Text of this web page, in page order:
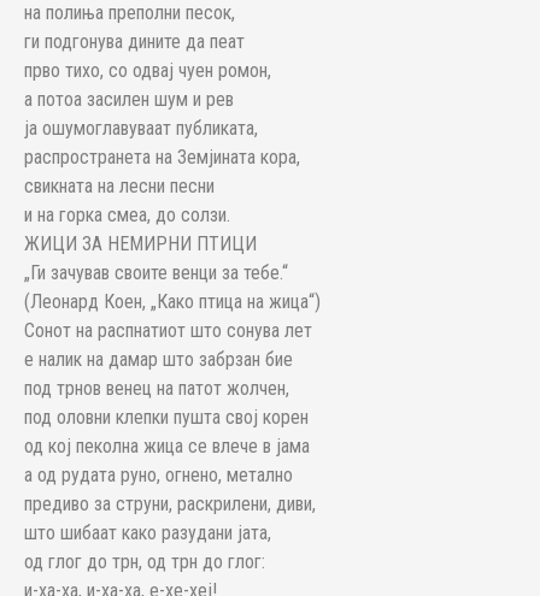
на полиња преполни песок,
ги подгонува дините да пеат
прво тихо, со одвај чуен ромон,
а потоа засилен шум и рев
ја ошумоглавуваат публиката,
распространета на Земјината кора,
свикната на лесни песни
и на горка смеа, до солзи.
ЖИЦИ ЗА НЕМИРНИ ПТИЦИ
„Ги зачував своите венци за тебе.“
(Леонард Коен, „Како птица на жица“)
Сонот на распнатиот што сонува лет
е налик на дамар што забрзан бие
под трнов венец на патот жолчен,
под оловни клепки пушта свој корен
од кој пеколна жица се влече в јама
а од рудата руно, огнено, метално
предиво за струни, раскрилени, диви,
што шибаат како разудани јата,
од глог до трн, од трн до глог:
и-ха-ха, и-ха-ха, е-хе-хеј!